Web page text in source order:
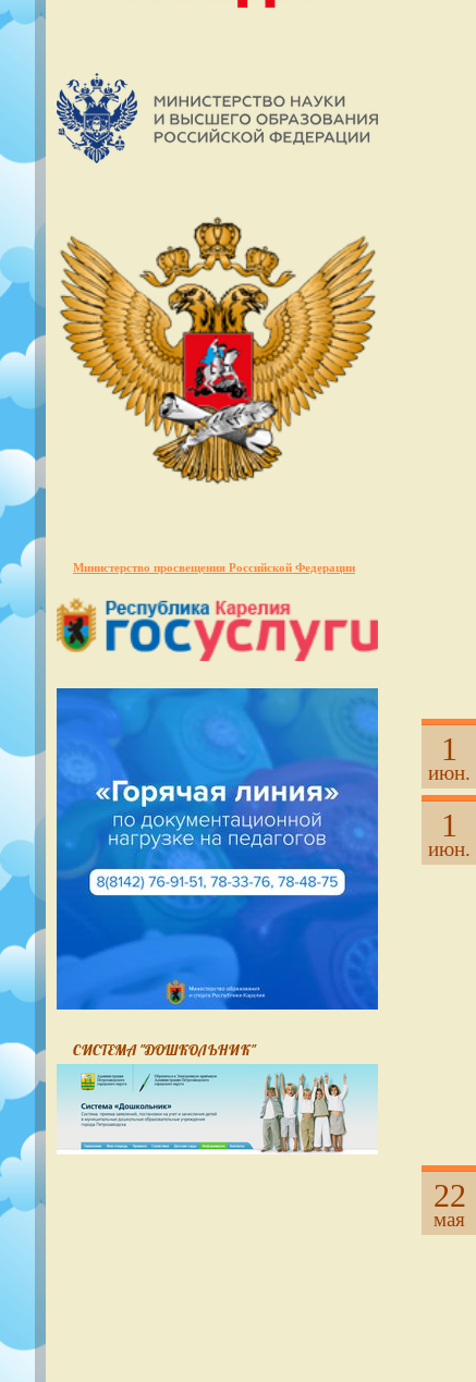
Министерство просвещения Российской Федерации
СИСТЕМА "ДОШКОЛЬНИК"
1
июн.
1
июн.
22
мая